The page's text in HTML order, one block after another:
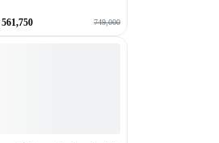
749,000
561,750